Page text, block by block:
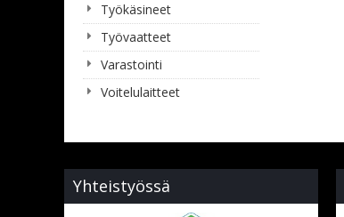
Työkäsineet
Työvaatteet
Varastointi
Voitelulaitteet
Yhteistyössä